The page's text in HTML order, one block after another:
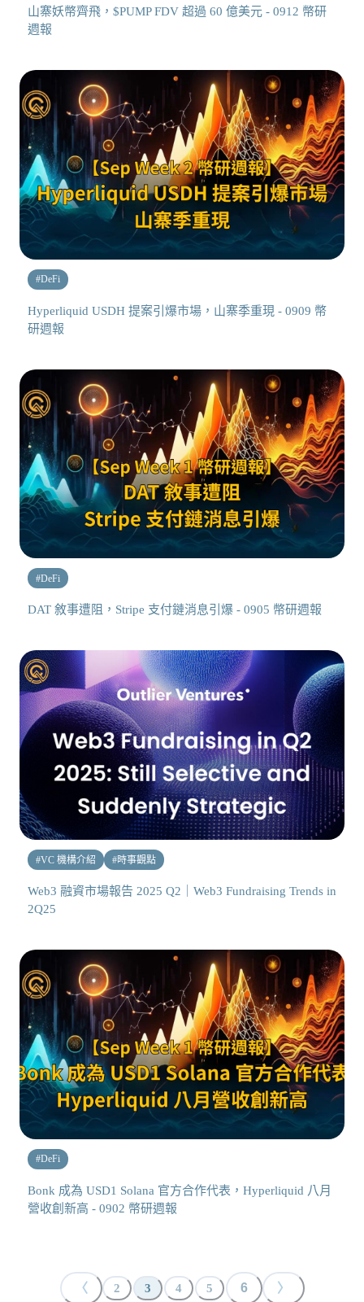
山寨妖幣齊飛，$PUMP FDV 超過 60 億美元 - 0912 幣研
週報
#DeFi
Hyperliquid USDH 提案引爆市場，山寨季重現 - 0909 幣
研週報
#DeFi
DAT 敘事遭阻，Stripe 支付鏈消息引爆 - 0905 幣研週報
#VC 機構介紹 #時事觀點
Web3 融資市場報告 2025 Q2｜Web3 Fundraising Trends in
2Q25
#DeFi
Bonk 成為 USD1 Solana 官方合作代表，Hyperliquid 八月
營收創新高 - 0902 幣研週報
〈 2 3 4 5 6 〉